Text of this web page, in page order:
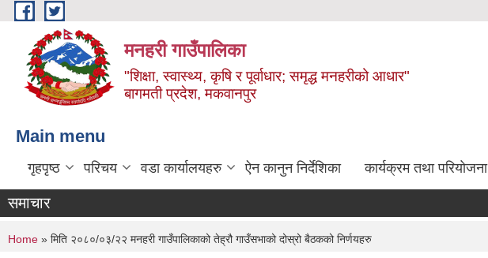
Skip to main content
मनहरी गाउँपालिका
"शिक्षा, स्वास्थ्य, कृषि र पूर्वाधार; समृद्ध मनहरीको आधार"
बागमती प्रदेश, मकवानपुर
Main menu
गृहपृष्ठ परिचय वडा कार्यालयहरु ऐन कानुन निर्देशिका कार्यक्रम तथा परियोजना
समाचार
You are here
Home » मिति २०८०/०३/२२ मनहरी गाउँपालिकाको तेह्रौ गाउँसभाको दोस्रो बैठकको निर्णयहरु